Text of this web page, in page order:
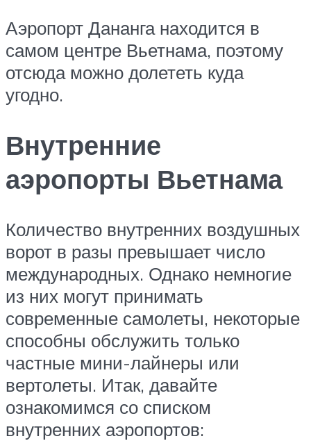
Аэропорт Дананга находится в
самом центре Вьетнама, поэтому
отсюда можно долететь куда
угодно.
Внутренние
аэропорты Вьетнама
Количество внутренних воздушных
ворот в разы превышает число
международных. Однако немногие
из них могут принимать
современные самолеты, некоторые
способны обслужить только
частные мини-лайнеры или
вертолеты. Итак, давайте
ознакомимся со списком
внутренних аэропортов: